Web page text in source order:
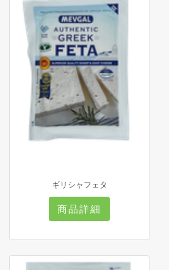
ギリシャフェタ
商品詳細